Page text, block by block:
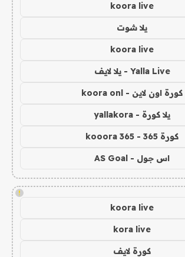
koora live
يلا شوت
koora live
Yalla Live - يلا لايف
كورة اون لاين - koora onl
يلا كورة - yallakora
كورة 365 - kooora 365
اس جول - AS Goal
!
koora live
kora live
كورة لايف